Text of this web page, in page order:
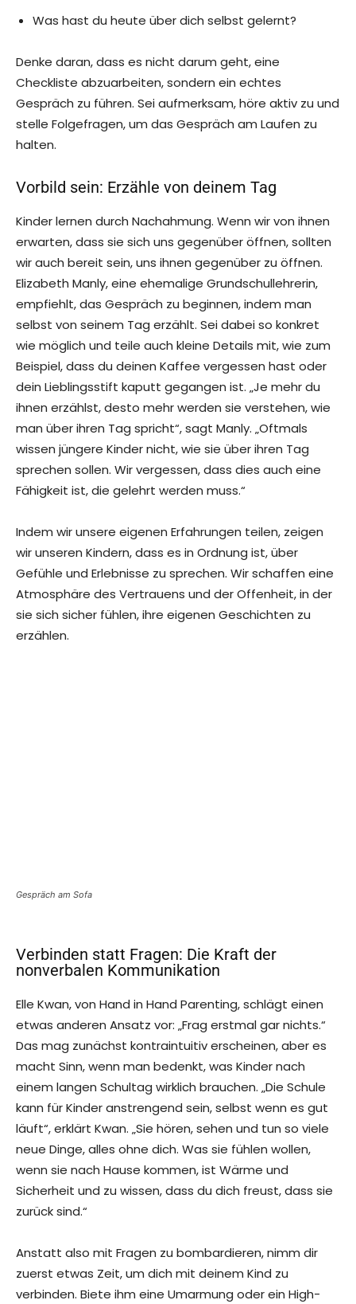
Was hast du heute über dich selbst gelernt?
Denke daran, dass es nicht darum geht, eine
Checkliste abzuarbeiten, sondern ein echtes
Gespräch zu führen. Sei aufmerksam, höre aktiv zu und
stelle Folgefragen, um das Gespräch am Laufen zu
halten.
Vorbild sein: Erzähle von deinem Tag
Kinder lernen durch Nachahmung. Wenn wir von ihnen
erwarten, dass sie sich uns gegenüber öffnen, sollten
wir auch bereit sein, uns ihnen gegenüber zu öffnen.
Elizabeth Manly, eine ehemalige Grundschullehrerin,
empfiehlt, das Gespräch zu beginnen, indem man
selbst von seinem Tag erzählt. Sei dabei so konkret
wie möglich und teile auch kleine Details mit, wie zum
Beispiel, dass du deinen Kaffee vergessen hast oder
dein Lieblingsstift kaputt gegangen ist. „Je mehr du
ihnen erzählst, desto mehr werden sie verstehen, wie
man über ihren Tag spricht“, sagt Manly. „Oftmals
wissen jüngere Kinder nicht, wie sie über ihren Tag
sprechen sollen. Wir vergessen, dass dies auch eine
Fähigkeit ist, die gelehrt werden muss.“
Indem wir unsere eigenen Erfahrungen teilen, zeigen
wir unseren Kindern, dass es in Ordnung ist, über
Gefühle und Erlebnisse zu sprechen. Wir schaffen eine
Atmosphäre des Vertrauens und der Offenheit, in der
sie sich sicher fühlen, ihre eigenen Geschichten zu
erzählen.
Gespräch am Sofa
Verbinden statt Fragen: Die Kraft der
nonverbalen Kommunikation
Elle Kwan, von Hand in Hand Parenting, schlägt einen
etwas anderen Ansatz vor: „Frag erstmal gar nichts.“
Das mag zunächst kontraintuitiv erscheinen, aber es
macht Sinn, wenn man bedenkt, was Kinder nach
einem langen Schultag wirklich brauchen. „Die Schule
kann für Kinder anstrengend sein, selbst wenn es gut
läuft“, erklärt Kwan. „Sie hören, sehen und tun so viele
neue Dinge, alles ohne dich. Was sie fühlen wollen,
wenn sie nach Hause kommen, ist Wärme und
Sicherheit und zu wissen, dass du dich freust, dass sie
zurück sind.“
Anstatt also mit Fragen zu bombardieren, nimm dir
zuerst etwas Zeit, um dich mit deinem Kind zu
verbinden. Biete ihm eine Umarmung oder ein High-